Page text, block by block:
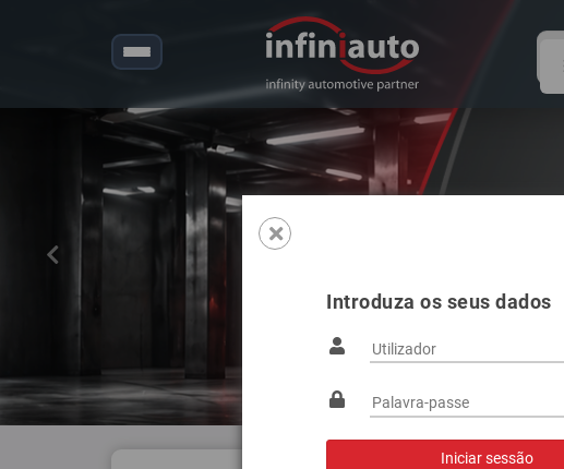
Introduza os seus dados